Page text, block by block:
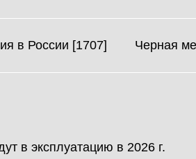
О ЗАВОДЕ
в России [1707] Черная